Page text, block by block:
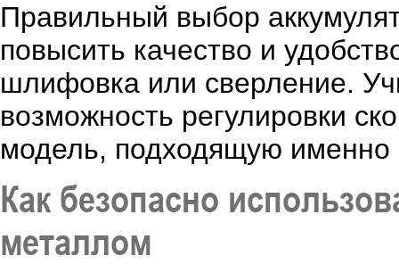
Правильный выбор
повысить качество и
шлифовка или сверление.
возможность регулировки
модель, подходящую именно
Как безопасно
металлом